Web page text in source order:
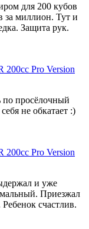
для 200 кубов
за миллион. Тут и
Защита рук.
Pro Version
по просёлочный
не обкатает :)
Pro Version
и уже
Приезжал
счастлив.